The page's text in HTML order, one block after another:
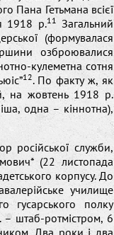
Пана Гетьмана всієї
1918 р.11 Загальний
(формувалася
озброювалися
кулеметна сотня
12. По факту ж, як
на жовтень 1918 р.
одна – кіннотна),
російської служби,
(22 листопада
корпусу. До
училище
гусарського полку
штаб-ротмістром, 6
Два роки і два